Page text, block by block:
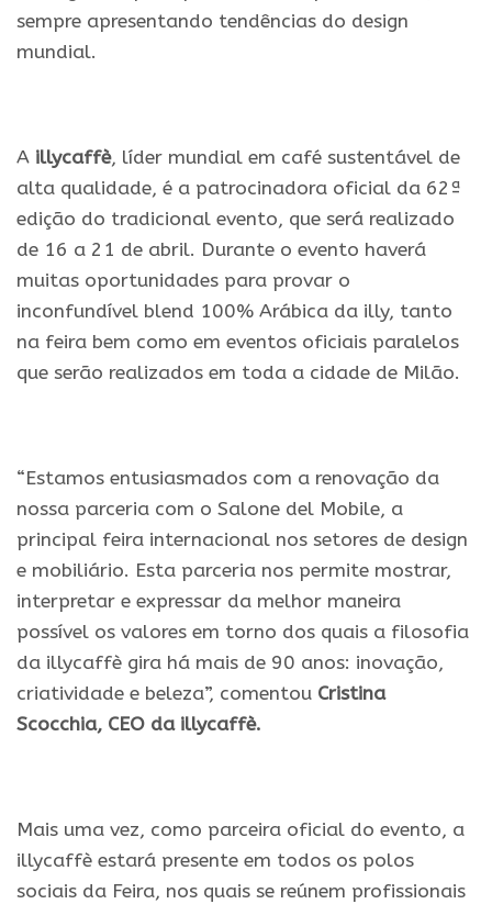
sempre apresentando tendências do design
mundial.
A illycaffè, líder mundial em café sustentável de
alta qualidade, é a patrocinadora oficial da 62ª
edição do tradicional evento, que será realizado
de 16 a 21 de abril. Durante o evento haverá
muitas oportunidades para provar o
inconfundível blend 100% Arábica da illy, tanto
na feira bem como em eventos oficiais paralelos
que serão realizados em toda a cidade de Milão.
“Estamos entusiasmados com a renovação da
nossa parceria com o Salone del Mobile, a
principal feira internacional nos setores de design
e mobiliário. Esta parceria nos permite mostrar,
interpretar e expressar da melhor maneira
possível os valores em torno dos quais a filosofia
da illycaffè gira há mais de 90 anos: inovação,
criatividade e beleza”, comentou Cristina
Scocchia, CEO da illycaffè.
Mais uma vez, como parceira oficial do evento, a
illycaffè estará presente em todos os polos
sociais da Feira, nos quais se reúnem profissionais